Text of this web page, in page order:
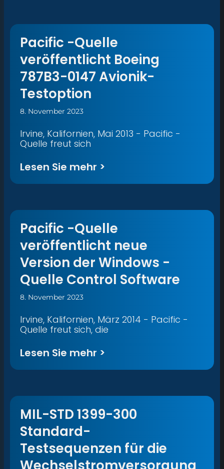
Pacific -Quelle
veröffentlicht Boeing
787B3-0147 Avionik-
Testoption
8. November 2023
Irvine, Kalifornien, Mai 2013 - Pacific -
Quelle freut sich
Lesen Sie mehr >
Pacific -Quelle
veröffentlicht neue
Version der Windows -
Quelle Control Software
8. November 2023
Irvine, Kalifornien, März 2014 - Pacific -
Quelle freut sich, die
Lesen Sie mehr >
MIL-STD 1399-300
Standard-
Testsequenzen für die